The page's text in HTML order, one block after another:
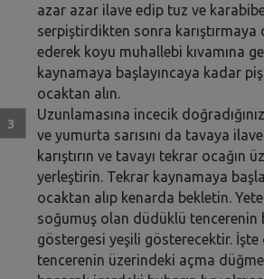
azar azar ilave edip tuz ve
serpiştirdikten sonra karıştırmaya
ederek koyu muhallebi kıvamına
kaynamaya başlayıncaya kadar
ocaktan alın.
Uzunlamasına incecik
ve yumurta sarısını da tavaya ilave
karıştırın ve tavayı tekrar ocağın
yerleştirin. Tekrar kaynamaya
ocaktan alıp kenarda bekletin.
soğumuş olan düdüklü tencerenin
göstergesi yeşili gösterecektir. İşte
tencerenin üzerindeki açma